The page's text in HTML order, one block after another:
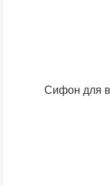
Сифон для